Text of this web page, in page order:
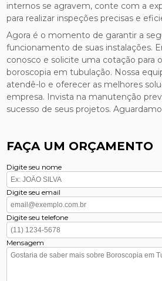
internos se agravem, conte com a
para realizar inspeções precisas e
Agora é o momento de garantir a
funcionamento de suas instalações.
conosco e solicite uma cotação para
boroscopia em tubulação. Nossa
atendê-lo e oferecer as melhores
empresa. Invista na manutenção
sucesso de seus projetos.
FAÇA UM ORÇAMENTO
Digite seu nome
Digite seu email
Digite seu telefone
Mensagem